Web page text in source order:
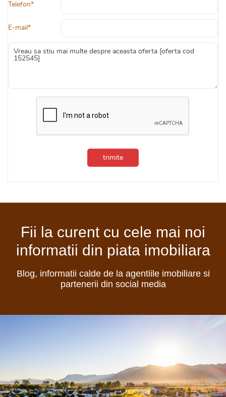
Telefon*
E-mail*
trimite
Fii la curent cu cele mai noi
informatii din piata imobiliara
Blog, informatii calde de la agentiile imobiliare si
partenerii din social media